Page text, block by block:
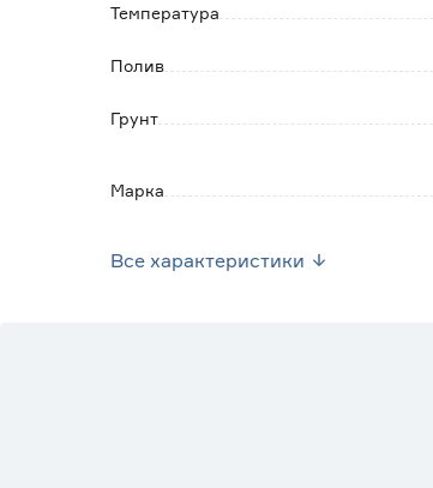
Температура
Полив
Грунт
Марка
Все характеристики